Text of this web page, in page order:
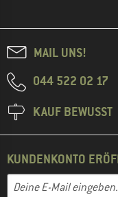
MAIL UNS!
044 522 02 17
KAUF BEWUSST
KUNDENKONTO
E-Mail-Adresse
Gib hier deine E-Mail-